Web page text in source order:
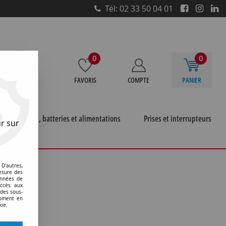
Tél: 02 33 50 04 01
0
FAVORIS COMPTE
0
PANIER
Piles, batteries et alimentations Prises et interrupteurs
sur
des
de
aux
sous-
en